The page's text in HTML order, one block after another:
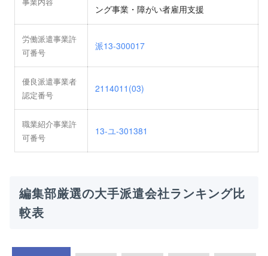
ング事業・障がい者雇用支援
労働派遣事業許
可番号
派13-300017
優良派遣事業者
認定番号
2114011(03)
職業紹介事業許
可番号
13-ユ-301381
編集部厳選の大手派遣会社ランキング比
較表